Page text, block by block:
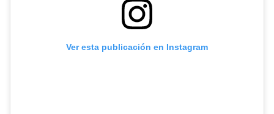
Ver esta publicación en Instagram